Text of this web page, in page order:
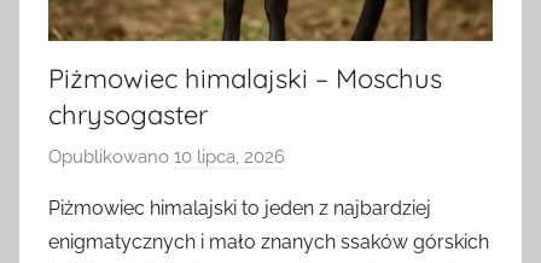
Piżmowiec himalajski – Moschus
chrysogaster
Opublikowano 10 lipca, 2026
z
e
Piżmowiec himalajski to jeden z najbardziej
enigmatycznych i mało znanych ssaków górskich